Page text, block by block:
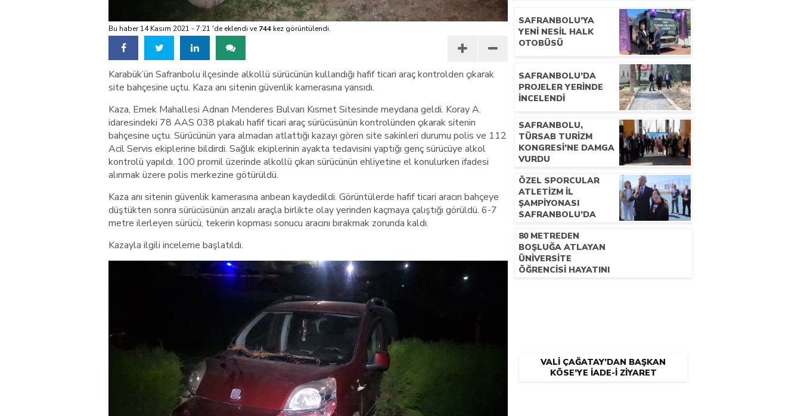
Bu haber 14 Kasım 2021 - 7:21 'de eklendi ve 744 kez görüntülendi.
Karabük’ün Safranbolu ilçesinde alkollü sürücünün kullandığı hafif ticari araç kontrolden çıkarak
site bahçesine uçtu. Kaza anı sitenin güvenlik kamerasına yansıdı.
Kaza, Emek Mahallesi Adnan Menderes Bulvarı Kısmet Sitesinde meydana geldi. Koray A.
idaresindeki 78 AAS 038 plakalı hafif ticari araç sürücüsünün kontrolünden çıkarak sitenin
bahçesine uçtu. Sürücünün yara almadan atlattığı kazayı gören site sakinleri durumu polis ve 112
Acil Servis ekiplerine bildirdi. Sağlık ekiplerinin ayakta tedavisini yaptığı genç sürücüye alkol
kontrolü yapıldı. 100 promil üzerinde alkollü çıkan sürücünün ehliyetine el konulurken ifadesi
alınmak üzere polis merkezine götürüldü.
Kaza anı sitenin güvenlik kamerasına anbean kaydedildi. Görüntülerde hafif ticari aracın bahçeye
düştükten sonra sürücüsünün arızalı araçla birlikte olay yerinden kaçmaya çalıştığı görüldü. 6-7
metre ilerleyen sürücü, tekerin kopması sonucu aracını bırakmak zorunda kaldı.
Kazayla ilgili inceleme başlatıldı.
SAFRANBOLU’YA
YENİ NESİL HALK
OTOBÜSÜ
SAFRANBOLU’DA
PROJELER YERİNDE
İNCELENDİ
SAFRANBOLU,
TÜRSAB TURİZM
KONGRESİ’NE DAMGA
VURDU
ÖZEL SPORCULAR
ATLETİZM İL
ŞAMPİYONASI
SAFRANBOLU’DA
80 METREDEN
BOŞLUĞA ATLAYAN
ÜNİVERSİTE
ÖĞRENCİSİ HAYATINI
VALİ ÇAĞATAY’DAN BAŞKAN
KÖSE’YE İADE-İ ZİYARET